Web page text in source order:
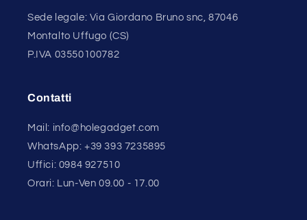
Sede legale: Via Giordano Bruno snc, 87046
Montalto Uffugo (CS)
P.IVA 03550100782
Contatti
Mail: info@holegadget.com
WhatsApp: +39 393 7235895
Uffici: 0984 927510
Orari: Lun-Ven 09.00 - 17.00